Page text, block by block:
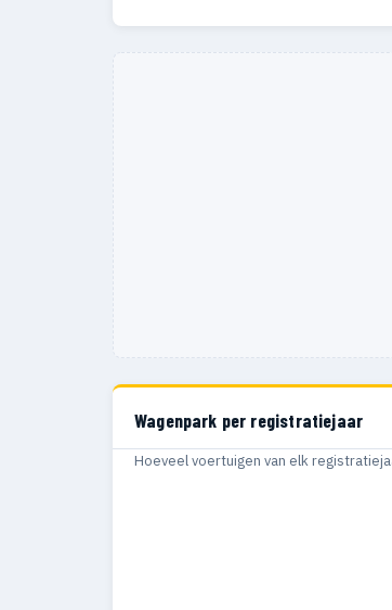
Wagenpark per registratiejaar
Hoeveel voertuigen van elk